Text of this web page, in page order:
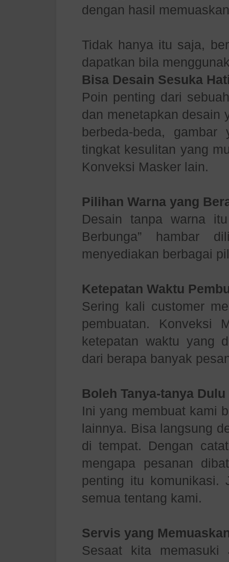
dengan hasil
Tidak hanya itu saja,
dapatkan bila
Bisa Desain Sesuka
Poin penting dari
dan menetapkan desain
berbeda-beda,
tingkat kesulitan yang
Konveksi Masker lain.
Pilihan Warna yang
Desain tanpa warna
Berbunga” hambar
menyediakan berbagai
Ketepatan Waktu
Sering kali customer
pembuatan. Konveksi
ketepatan waktu yang
dari berapa banyak
Boleh Tanya-tanya Dulu
Ini yang membuat kami
lainnya. Bisa langsung
di tempat. Dengan
mengapa pesanan
penting itu komunikasi.
semua tentang kami.
Servis yang
Sesaat kita memasuki